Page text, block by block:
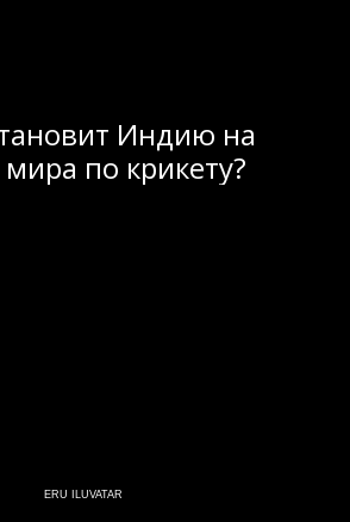
Индию на
мира по крикету?
ERU ILUVATAR